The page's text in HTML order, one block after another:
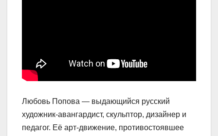
Любовь Попова — выдающийся русский
художник-авангардист, скульптор, дизайнер и
педагог. Её арт-движение, противостоявшее